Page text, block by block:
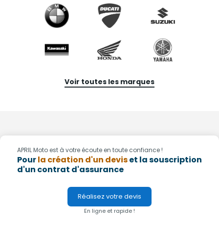
Voir toutes les marques
APRIL Moto est à votre écoute en toute confiance !
Pourla création d'un deviset la souscription
d'un contrat d'assurance
Réalisez votre devis
En ligne et rapide !